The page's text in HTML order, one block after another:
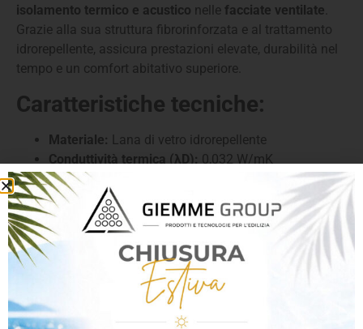
isolamento termico e acustico nelle facciate ventilate
Grazie alla sua struttura fibrorinforzata e al trattamento
idrorepellente, assicura prestazioni elevate, durabilità nel
tempo e un comfort abitativo superiore.
Caratteristiche tecniche:
Materiale: Lana di vetro idrorepellente
Conduttività termica (λD): 0,032 W/mK
Reazione al fuoco:
Classe A1 (incombustibile,
secondo EN 13501-1)
Resistenza alla diffusione del vapore acqueo (μ):
Densità:Elevata, per una maggiore stabilità e
prestazioni ottimali
Formato pannello:Disponibile in diversi spessori e
dimensioni per adattarsi a varie esigenze
applicative